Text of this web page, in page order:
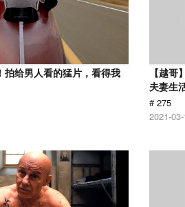
拍给男人看的猛片，看得我
【越
夫妻生
# 275
2021-